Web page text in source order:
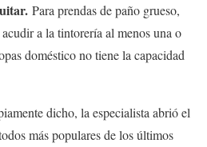
Para prendas de paño grueso,
a la tintorería al menos una o
doméstico no tiene la capacidad
dicho, la especialista abrió el
más populares de los últimos